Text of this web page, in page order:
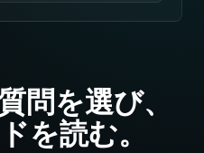
問を選び、
を読む。